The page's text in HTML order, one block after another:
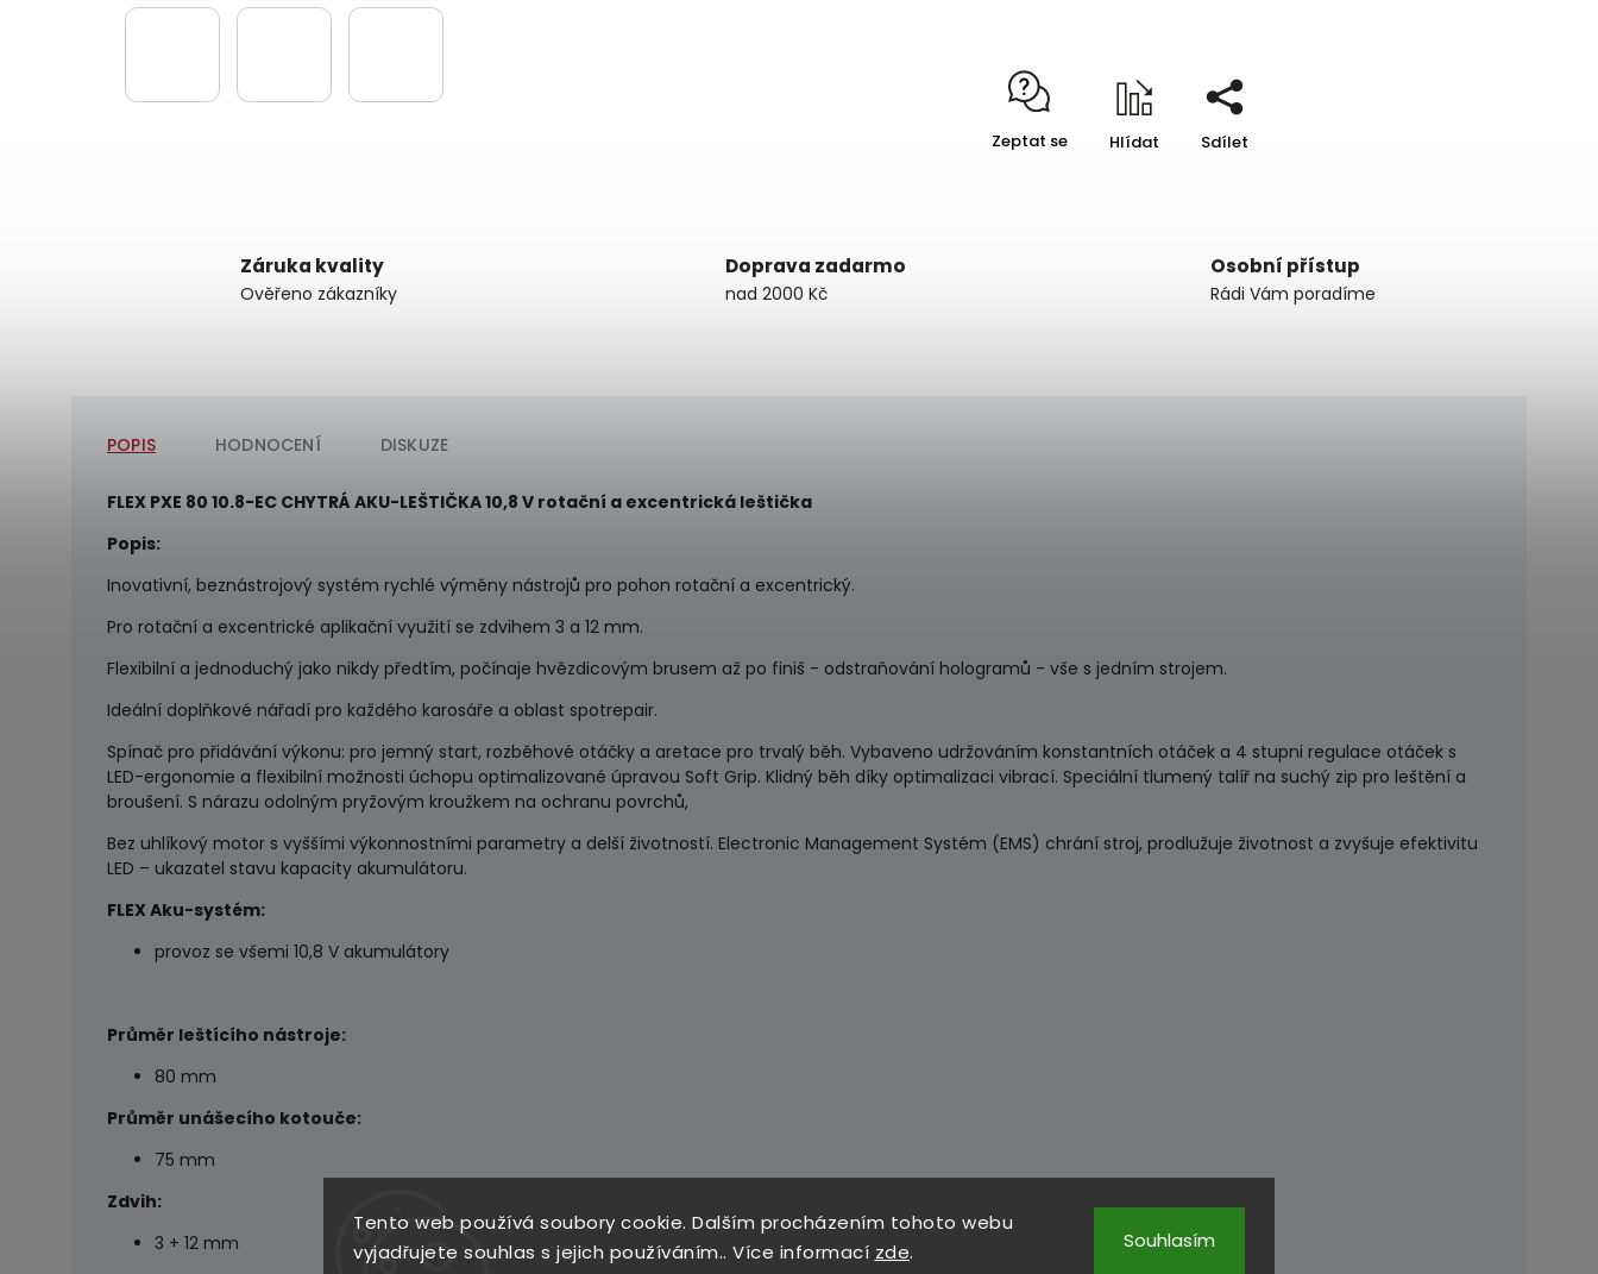
Tento web používá soubory cookie. Dalším procházením tohoto webu
vyjadřujete souhlas s jejich používáním.. Více informací zde. Souhlasím
Zeptat se Hlídat Sdílet
Záruka kvality
Ověřeno zákazníky
Doprava zadarmo
nad 2000 Kč
Osobní přístup
Rádi Vám poradíme
POPIS HODNOCENÍ DISKUZE
FLEX PXE 80 10.8-EC CHYTRÁ AKU-LEŠTIČKA 10,8 V rotační a excentrická leštička
Popis:
Inovativní, beznástrojový systém rychlé výměny nástrojů pro pohon rotační a excentrický.
Pro rotační a excentrické aplikační využití se zdvihem 3 a 12 mm.
Flexibilní a jednoduchý jako nikdy předtím, počínaje hvězdicovým brusem až po finiš - odstraňování hologramů - vše s jedním strojem.
Ideální doplňkové nářadí pro každého karosáře a oblast spotrepair.
Spínač pro přidávání výkonu: pro jemný start, rozběhové otáčky a aretace pro trvalý běh. Vybaveno udržováním konstantních otáček a 4 stupni regulace otáček s
LED-ergonomie a flexibilní možnosti úchopu optimalizované úpravou Soft Grip. Klidný běh díky optimalizaci vibrací. Speciální tlumený talíř na suchý zip pro leštění a
broušení. S nárazu odolným pryžovým kroužkem na ochranu povrchů,
Bez uhlíkový motor s vyššími výkonnostními parametry a delší životností. Electronic Management Systém (EMS) chrání stroj, prodlužuje životnost a zvyšuje efektivitu
LED – ukazatel stavu kapacity akumulátoru.
FLEX Aku-systém:
provoz se všemi 10,8 V akumulátory
Průměr leštícího nástroje:
80 mm
Průměr unášecího kotouče:
75 mm
Zdvih:
3 + 12 mm